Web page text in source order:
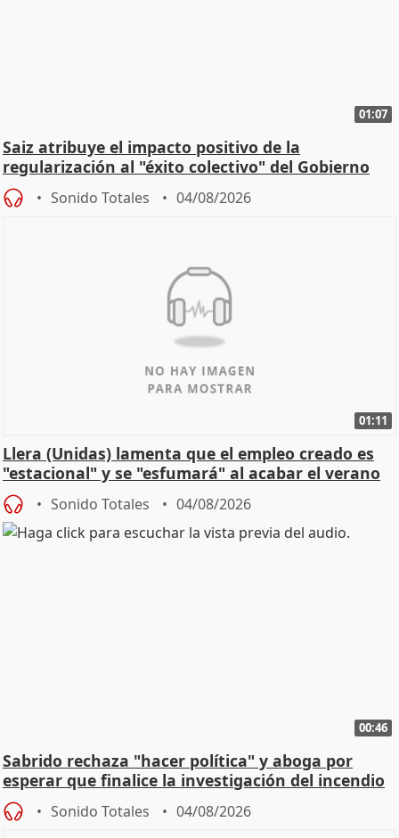
01:07
Saiz atribuye el impacto positivo de la
regularización al "éxito colectivo" del Gobierno
Sonido Totales 04/08/2026
01:11
Llera (Unidas) lamenta que el empleo creado es
"estacional" y se "esfumará" al acabar el verano
Sonido Totales 04/08/2026
00:46
Sabrido rechaza "hacer política" y aboga por
esperar que finalice la investigación del incendio
Sonido Totales 04/08/2026